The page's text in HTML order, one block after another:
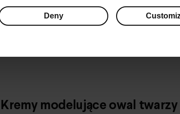
Deny
Domowe sposoby na lifting twarzy
cerę bez konieczności stosowania
Kremy modelujące owal twarzy